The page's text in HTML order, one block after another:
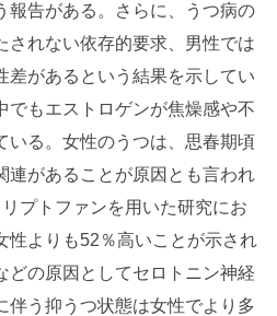
報告がある。さらに、うつ病の
されない依存的要求、男性では
差があるという結果を示してい
でもエストロゲンが焦燥感や不
いる。女性のうつは、思春期頃
連があることが原因とも言われ
プトファンを用いた研究にお
性よりも52％高いことが示され
どの原因としてセロトニン神経
伴う抑うつ状態は女性でより多